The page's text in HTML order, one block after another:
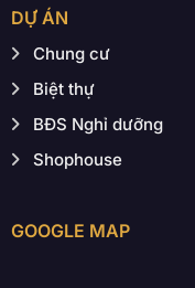
DỰ ÁN
Chung cư
Biệt thự
BĐS Nghỉ dưỡng
Shophouse
GOOGLE MAP